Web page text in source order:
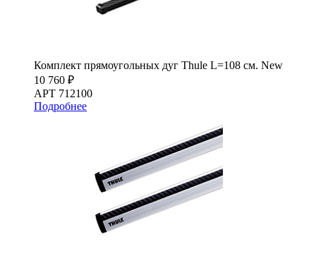
Комплект прямоугольных дуг Thule L=108 см. New
10 760 ₽
АРТ 712100
Подробнее